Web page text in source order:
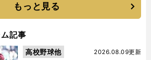
もっと見る
記事
2026.08.09更新
高校野球他